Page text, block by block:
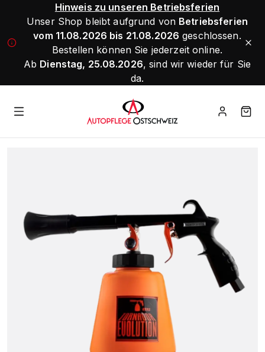
Hinweis zu unseren Betriebsferien
Unser Shop bleibt aufgrund von Betriebsferien
vom 11.08.2026 bis 21.08.2026 geschlossen.
Bestellen können Sie jederzeit online.
Ab Dienstag, 25.08.2026, sind wir wieder für Sie
da.